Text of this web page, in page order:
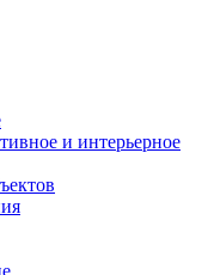
и интерьерное